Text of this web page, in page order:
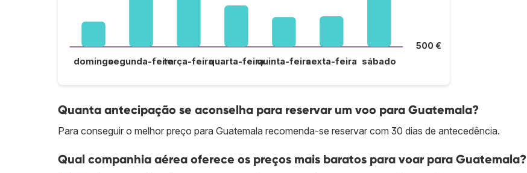
500 €
domingosegunda-feiraterça-feiraquarta-feiraquinta-feirasexta-feira sábado
Quanta antecipação se aconselha para reservar um voo para Guatemala?
Para conseguir o melhor preço para Guatemala recomenda-se reservar com 30 dias de antecedência.
Qual companhia aérea oferece os preços mais baratos para voar para Guatemala?